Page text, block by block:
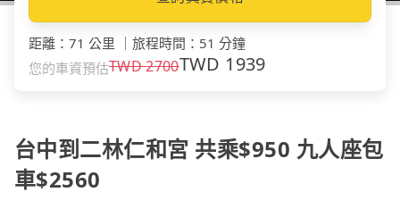
距離 ： 71 公里 旅程時間 ： 51 分鐘
您的車資預估TWD2700TWD 1939
台中到二林仁和宮 共乘$950 九人座包
車$2560